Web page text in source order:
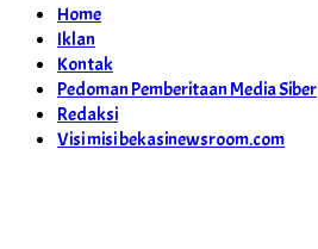
Home
Iklan
Kontak
Pedoman Pemberitaan Media Siber
Redaksi
Visi misi bekasinewsroom.com